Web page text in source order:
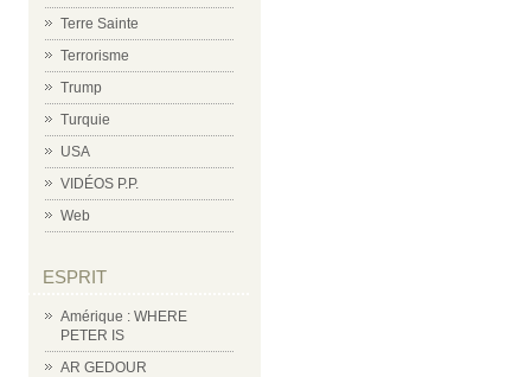
Terre Sainte
Terrorisme
Trump
Turquie
USA
VIDÉOS P.P.
Web
ESPRIT
Amérique : WHERE
PETER IS
AR GEDOUR